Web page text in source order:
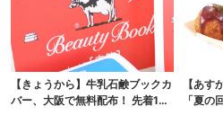
【きょうから】牛乳石鹸ブックカ
バー、大阪で無料配布！ 先着100
【あす
「夏の